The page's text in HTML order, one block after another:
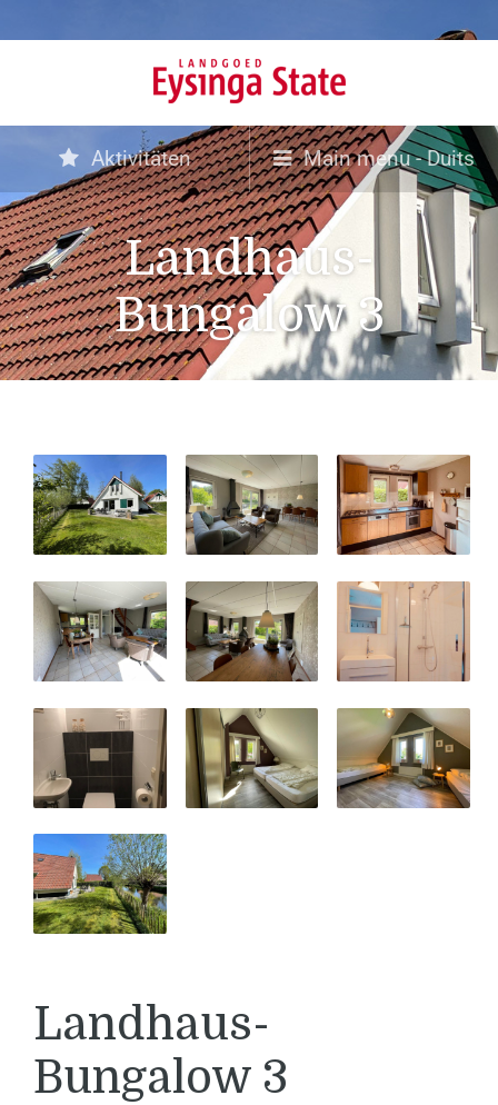
Aktivitäten Main menu - Duits
Landhaus-
Bungalow 3
Landhaus-
Bungalow 3